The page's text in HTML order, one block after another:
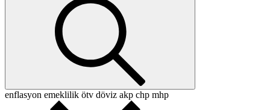
enflasyon emeklilik ötv döviz akp chp mhp